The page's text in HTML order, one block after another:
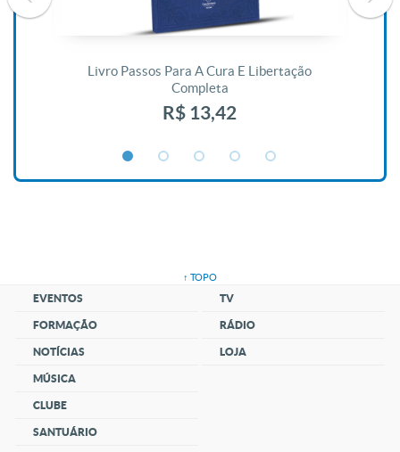
Livro Passos Para A Cura E Libertação
Completa
R$ 13,42
↑ TOPO
EVENTOS
FORMAÇÃO
NOTÍCIAS
MÚSICA
CLUBE
SANTUÁRIO
TV
RÁDIO
LOJA